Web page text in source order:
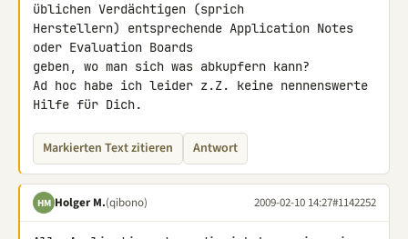
üblichen Verdächtigen (sprich
Herstellern) entsprechende Application Notes
oder Evaluation Boards
geben, wo man sich was abkupfern kann?
Ad hoc habe ich leider z.Z. keine nennenswerte
Hilfe für Dich.
Markierten Text zitieren Antwort
HM Holger M.(qibono) 2009-02-10 14:27#1142252